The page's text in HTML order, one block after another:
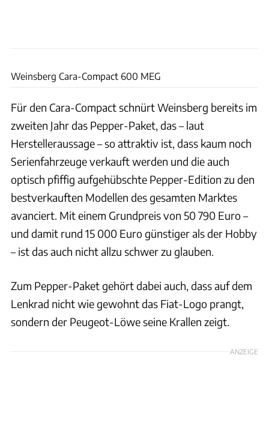
Weinsberg Cara-Compact 600 MEG
Für den Cara-Compact schnürt Weinsberg bereits im
zweiten Jahr das Pepper-Paket, das – laut
Herstelleraussage – so attraktiv ist, dass kaum noch
Serienfahrzeuge verkauft werden und die auch
optisch pfiffig aufgehübschte Pepper-Edition zu den
bestverkauften Modellen des gesamten Marktes
avanciert. Mit einem Grundpreis von 50 790 Euro –
und damit rund 15 000 Euro günstiger als der Hobby
– ist das auch nicht allzu schwer zu glauben.
Zum Pepper-Paket gehört dabei auch, dass auf dem
Lenkrad nicht wie gewohnt das Fiat-Logo prangt,
sondern der Peugeot-Löwe seine Krallen zeigt.
ANZEIGE